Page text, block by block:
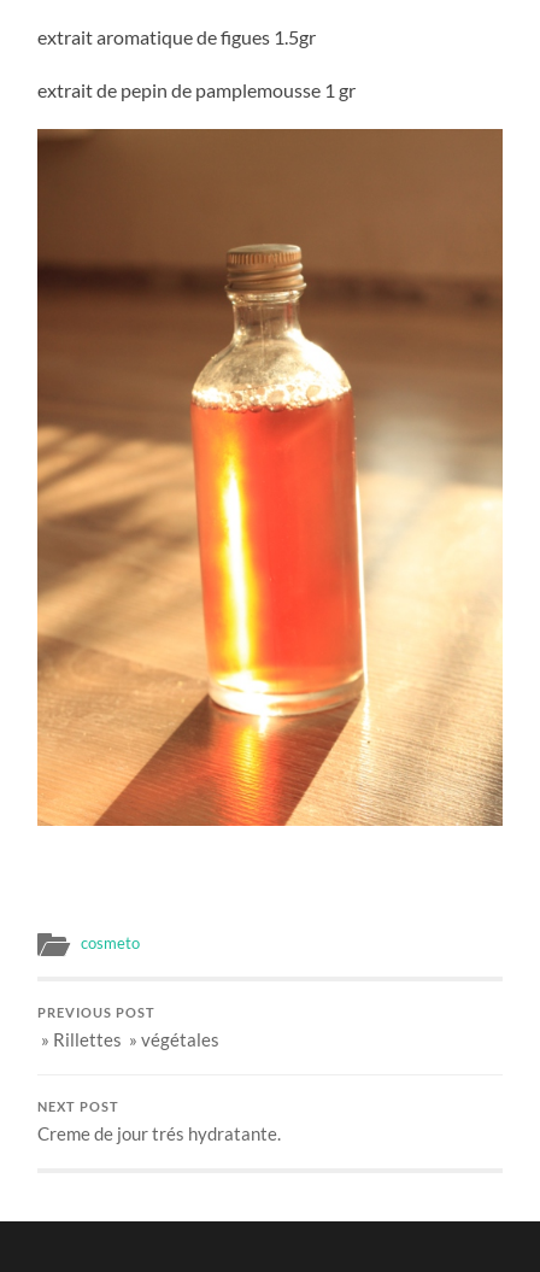
extrait aromatique de figues 1.5gr
extrait de pepin de pamplemousse 1 gr
cosmeto
PREVIOUS POST
» Rillettes » végétales
NEXT POST
Creme de jour trés hydratante.